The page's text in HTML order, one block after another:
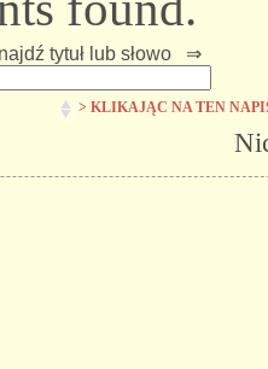
tytuł lub słowo ⇒
> KLIKAJĄC NA TEN